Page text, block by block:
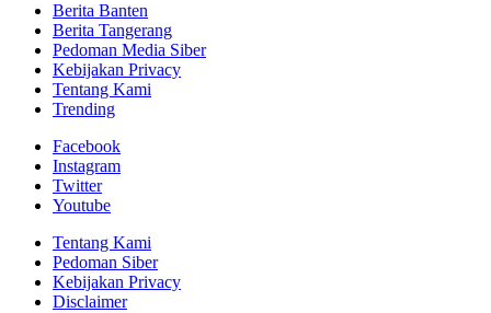
Berita Banten
Berita Tangerang
Pedoman Media Siber
Kebijakan Privacy
Tentang Kami
Trending
Facebook
Instagram
Twitter
Youtube
Tentang Kami
Pedoman Siber
Kebijakan Privacy
Disclaimer